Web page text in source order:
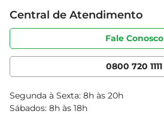
Sobre privacidade
Portal do fornecedor
Cencosud Media
Produtos Bretas
Código de ética
Serviços
Clube Bretas
Blog Bretas
Black Friday
Central de Atendimento
Fale Conosco
0800 720 1111
Segunda à Sexta: 8h às 20h
Sábados: 8h às 18h